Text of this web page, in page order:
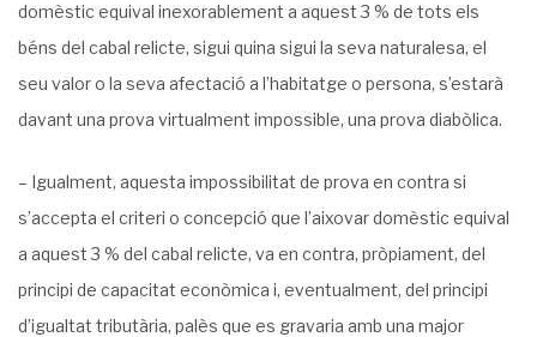
domèstic equival inexorablement a aquest 3 % de tots els
béns del cabal relicte, sigui quina sigui la seva naturalesa, el
seu valor o la seva afectació a l’habitatge o persona, s’estarà
davant una prova virtualment impossible, una prova diabòlica.
– Igualment, aquesta impossibilitat de prova en contra si
s’accepta el criteri o concepció que l’aixovar domèstic equival
a aquest 3 % del cabal relicte, va en contra, pròpiament, del
principi de capacitat econòmica i, eventualment, del principi
d’igualtat tributària, palès que es gravaria amb una major